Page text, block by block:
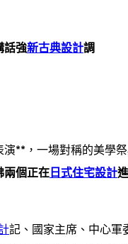
話強新古典設計調
**，一場對稱的美學祭
個正在 日式住宅設計
記、國家主席、中心軍